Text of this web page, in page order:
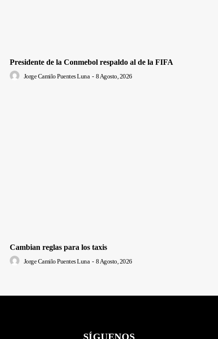
Presidente de la Conmebol respaldo al de la FIFA
Jorge Camilo Puentes Luna - 8 Agosto, 2026
Cambian reglas para los taxis
Jorge Camilo Puentes Luna - 8 Agosto, 2026
SÍGUENOS